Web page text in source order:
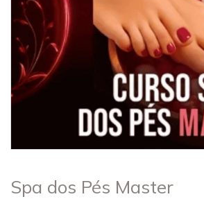
Spa dos Pés Master